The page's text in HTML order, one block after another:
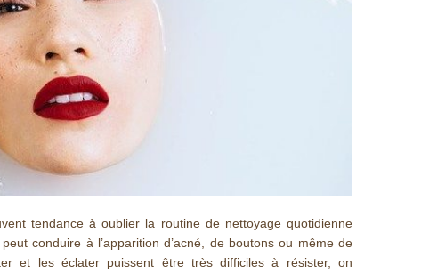
tendance à oublier la routine de nettoyage quotidienne
conduire à l’apparition d’acné, de boutons ou même de
et les éclater puissent être très difficiles à résister, on